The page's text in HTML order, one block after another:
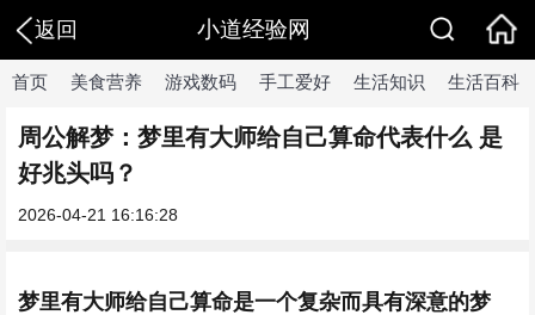
返回 小道经验网
首页 美食营养 游戏数码 手工爱好 生活知识 生活百科
周公解梦：梦里有大师给自己算命代表什么 是
好兆头吗？
2026-04-21 16:16:28
梦里有大师给自己算命是一个复杂而具有深意的梦